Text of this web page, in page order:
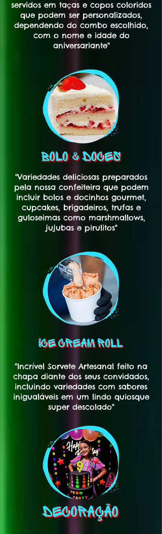
servidos em taças e copos coloridos
que podem ser personalizados,
dependendo do combo escolhido,
com o nome e idade do
aniversariante"
"Variedades deliciosas preparados
pela nossa confeiteira que podem
incluir bolos e docinhos gourmet,
cupcakes, brigadeiros, trufas e
guloseimas como marshmallows,
jujubas e pirulitos"
"Incrível Sorvete Artesanal feito na
chapa diante dos seus convidados,
incluindo variedades com sabores
inigualáveis em um lindo quiosque
super descolado"